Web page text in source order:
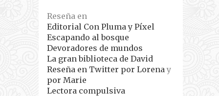
Reseña en
Editorial Con Pluma y Píxel
Escapando al bosque
Devoradores de mundos
La gran biblioteca de David
Reseña en Twitter por Lorena y
por Marie
Lectora compulsiva